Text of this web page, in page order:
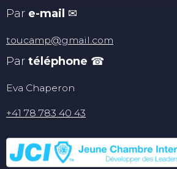
Par e-mail ✉
toucamp@gmail.com
Par téléphone ☎
Eva Chaperon
+41 78 783 40 43